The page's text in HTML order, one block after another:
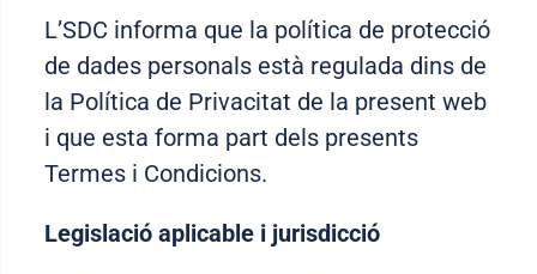
L’SDC informa que la política de protecció
de dades personals està regulada dins de
la Política de Privacitat de la present web
i que esta forma part dels presents
Termes i Condicions.
Legislació aplicable i jurisdicció